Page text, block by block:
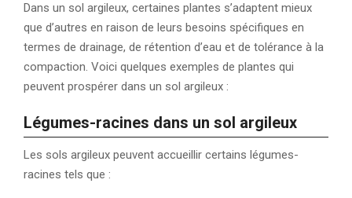
Dans un sol argileux, certaines plantes s’adaptent mieux
que d’autres en raison de leurs besoins spécifiques en
termes de drainage, de rétention d’eau et de tolérance à la
compaction. Voici quelques exemples de plantes qui
peuvent prospérer dans un sol argileux :
Légumes-racines dans un sol argileux
Les sols argileux peuvent accueillir certains légumes-
racines tels que :